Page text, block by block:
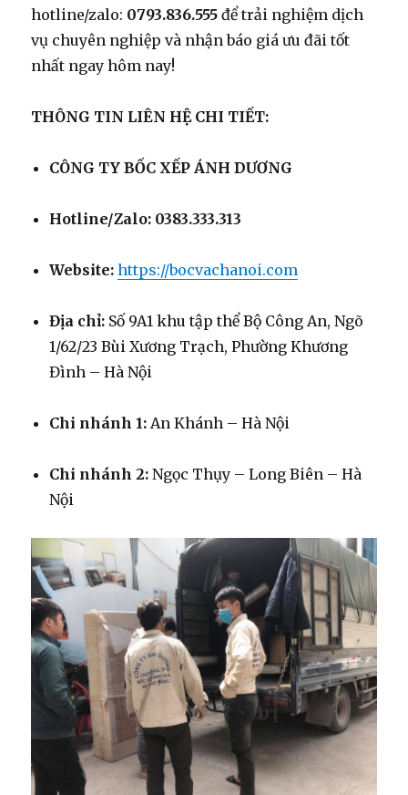
hotline/zalo: 0793.836.555 để trải nghiệm dịch
vụ chuyên nghiệp và nhận báo giá ưu đãi tốt
nhất ngay hôm nay!
THÔNG TIN LIÊN HỆ CHI TIẾT:
CÔNG TY BỐC XẾP ÁNH DƯƠNG
Hotline/Zalo: 0383.333.313
Website: https://bocvachanoi.com
Địa chỉ: Số 9A1 khu tập thể Bộ Công An, Ngõ
1/62/23 Bùi Xương Trạch, Phường Khương
Đình – Hà Nội
Chi nhánh 1: An Khánh – Hà Nội
Chi nhánh 2: Ngọc Thụy – Long Biên – Hà
Nội